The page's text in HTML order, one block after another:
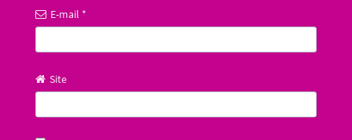
E-mail *
Site